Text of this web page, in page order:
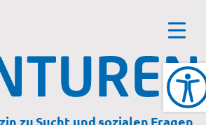
zu Sucht und sozialen Fragen